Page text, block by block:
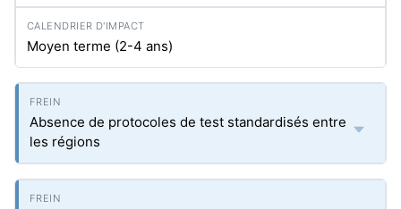
Moyen terme (2-4 ans)
Absence de protocoles de test standardisés entre
les régions